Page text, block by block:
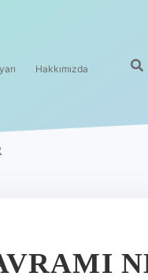
Hakkımızda